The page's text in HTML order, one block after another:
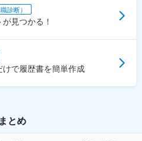
診断）
見つかる！
けで履歴書を簡単作成
とめ